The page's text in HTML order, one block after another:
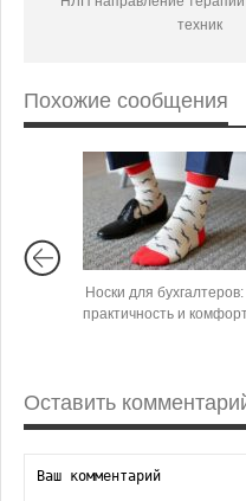
техник
Похожие сообщения
Носки для бухгалтеров:
практичность и
Оставить